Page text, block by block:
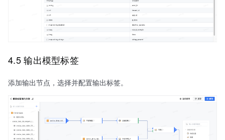
4.5 输出模型标签
添加输出节点，选择并配置输出标签。